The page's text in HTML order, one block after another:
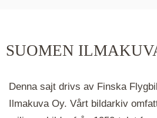
hålla ned ctrl-tangenten och
SUOMEN
Denna sajt drivs av Finska
Ilmakuva Oy. Vårt bildarkiv